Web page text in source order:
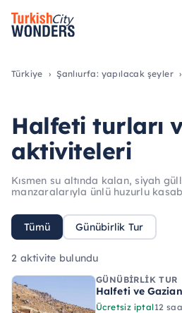
Türkiye Şanlıurfa: yapılacak şeyler
Halfeti turları
aktiviteleri
Kısmen su altında kalan, siyah
manzaralarıyla ünlü huzurlu
Tümü Günübirlik Tur
2 aktivite bulundu
GÜNÜBIRLIK TUR
Halfeti ve
Ücretsiz iptal12